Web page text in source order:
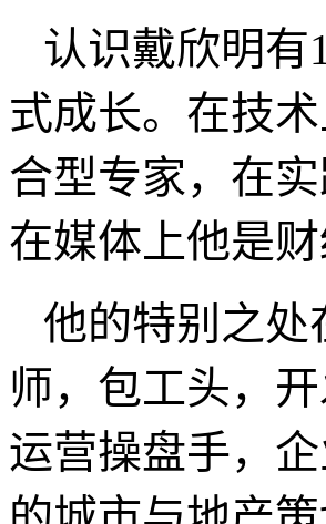
认识戴欣明有
式成长。在技
合型专家，在
在媒体上他是
他的特别之处
师，包工头，
运营操盘手，